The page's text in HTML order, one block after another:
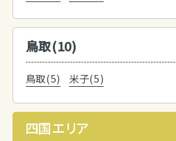
鳥取(10)
鳥取(5) 米子(5)
四国エリア